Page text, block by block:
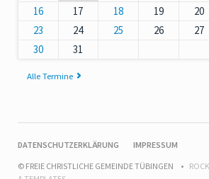
16
17 18 19 20
23
24 25 26 27
30
31
Alle Termine
NAVIGATION
DATENSCHUTZERKLÄRUNG
IMPRESSUM
© FREIE CHRISTLICHE GEMEINDE TÜBINGEN